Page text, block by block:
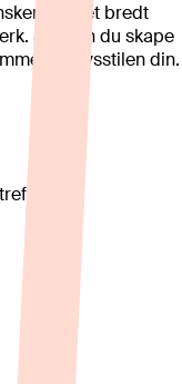
med et bredt
Slik kan du skape
og livsstilen din.